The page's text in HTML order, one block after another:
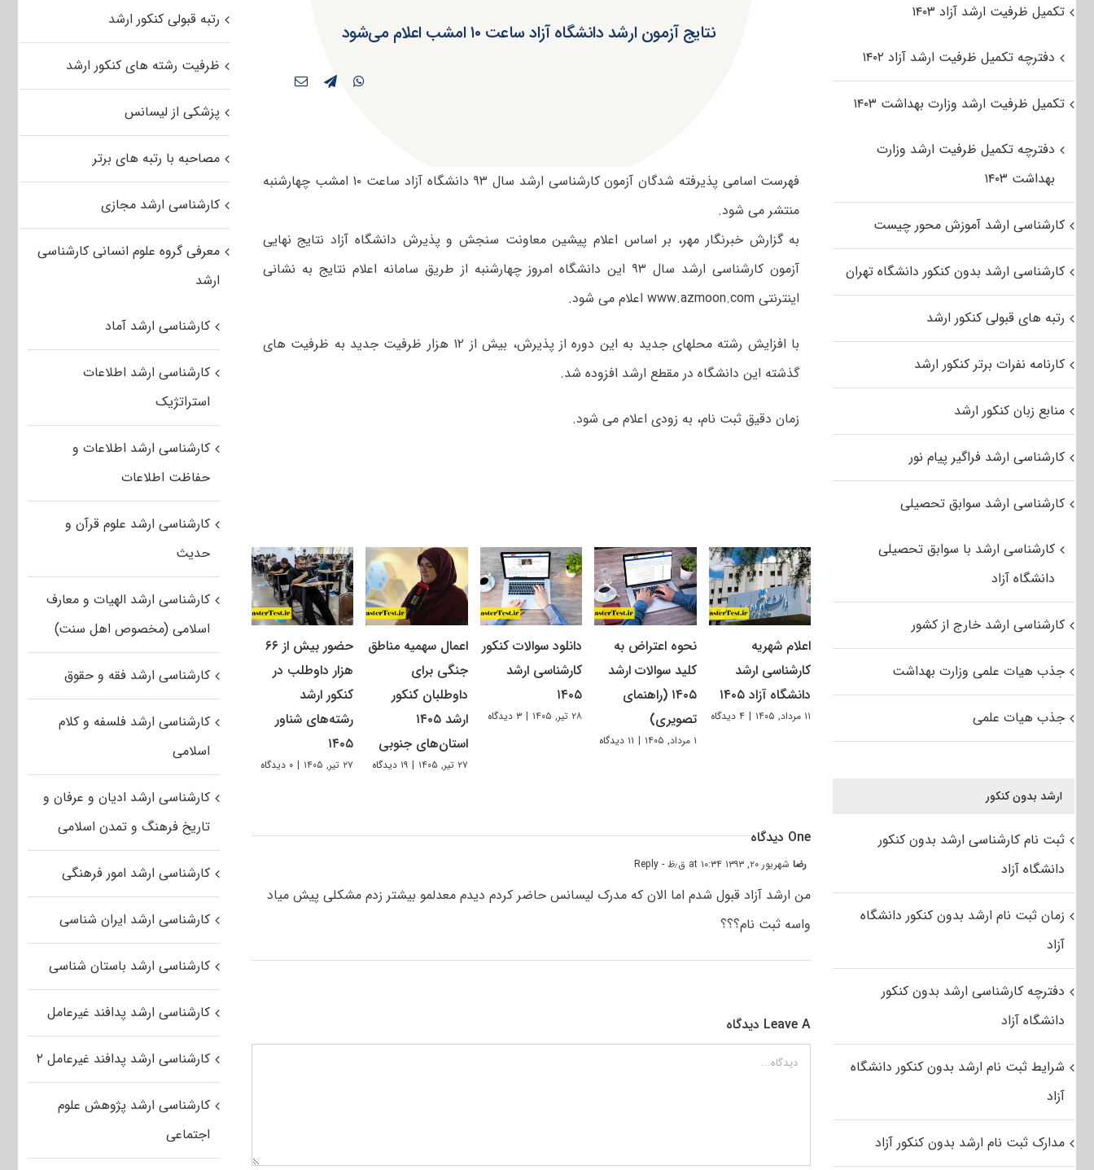
نتایج آزمون ارشد دانشگاه آزاد ساعت ۱۰ امشب اعلام می‌شود
فهرست اسامی پذیرفته شدگان آزمون کارشناسی ارشد سال ۹۳ دانشگاه آزاد ساعت ۱۰ امشب چهارشنبه
منتشر می شود.
به گزارش خبرنگار مهر، بر اساس اعلام پیشین معاونت سنجش و پذیرش دانشگاه آزاد نتایج نهایی
آزمون کارشناسی ارشد سال ۹۳ این دانشگاه امروز چهارشنبه از طریق سامانه اعلام نتایج به نشانی
اینترنتی www.azmoon.com اعلام می شود.
با افزایش رشته محلهای جدید به این دوره از پذیرش، بیش از ۱۲ هزار ظرفیت جدید به ظرفیت های
گذشته این دانشگاه در مقطع ارشد افزوده شد.
زمان دقیق ثبت نام، به زودی اعلام می شود.
اعلام شهریه
کارشناسی ارشد
دانشگاه آزاد ۱۴۰۵
۱۱ مرداد, ۱۴۰۵ | ۴ دیدگاه
نحوه اعتراض به
کلید سوالات ارشد
۱۴۰۵ (راهنمای
تصویری)
۱ مرداد, ۱۴۰۵ | ۱۱ دیدگاه
دانلود سوالات کنکور
کارشناسی ارشد
۱۴۰۵
۲۸ تیر, ۱۴۰۵ | ۳ دیدگاه
اعمال سهمیه مناطق
جنگی برای
داوطلبان کنکور
ارشد ۱۴۰۵
استان‌های جنوبی
۲۷ تیر, ۱۴۰۵ | ۱۹ دیدگاه
حضور بیش از ۶۶
هزار داوطلب در
کنکور ارشد
رشته‌های شناور
۱۴۰۵
۲۷ تیر, ۱۴۰۵ | ۰ دیدگاه
One دیدگاه
رضا شهریور ۲۰, ۱۳۹۳ at ۱۰:۳۴ ق٫ظ - Reply
من ارشد آزاد قبول شدم اما الان که مدرک لیسانس حاضر کردم دیدم معدلمو بیشتر زدم مشکلی پیش میاد
واسه ثبت نام؟؟؟
Leave A دیدگاه
دیدگاه
رتبه قبولی کنکور ارشد
ظرفیت رشته های کنکور ارشد
پزشکی از لیسانس
مصاحبه با رتبه های برتر
کارشناسی ارشد مجازی
معرفی گروه علوم انسانی کارشناسی
ارشد
کارشناسی ارشد آماد
کارشناسی ارشد اطلاعات
استراتژیک
کارشناسی ارشد اطلاعات و
حفاظت اطلاعات
کارشناسی ارشد علوم قرآن و
حدیث
کارشناسی ارشد الهیات و معارف
اسلامی (مخصوص اهل سنت)
کارشناسی ارشد فقه و حقوق
کارشناسی ارشد فلسفه و کلام
اسلامی
کارشناسی ارشد ادیان و عرفان و
تاریخ فرهنگ و تمدن اسلامی
کارشناسی ارشد امور فرهنگی
کارشناسی ارشد ایران شناسی
کارشناسی ارشد باستان شناسی
کارشناسی ارشد پدافند غیرعامل
کارشناسی ارشد پدافند غیرعامل ۲
کارشناسی ارشد پژوهش علوم
اجتماعی
تکمیل ظرفیت ارشد آزاد ۱۴۰۳
دفترچه تکمیل ظرفیت ارشد آزاد ۱۴۰۲
تکمیل ظرفیت ارشد وزارت بهداشت ۱۴۰۳
دفترچه تکمیل ظرفیت ارشد وزارت
بهداشت ۱۴۰۳
کارشناسی ارشد آموزش محور چیست
کارشناسی ارشد بدون کنکور دانشگاه تهران
رتبه های قبولی کنکور ارشد
کارنامه نفرات برتر کنکور ارشد
منابع زبان کنکور ارشد
کارشناسی ارشد فراگیر پیام نور
کارشناسی ارشد سوابق تحصیلی
کارشناسی ارشد با سوابق تحصیلی
دانشگاه آزاد
کارشناسی ارشد خارج از کشور
جذب هیات علمی وزارت بهداشت
جذب هیات علمی
ارشد بدون کنکور
ثبت نام کارشناسی ارشد بدون کنکور
دانشگاه آزاد
زمان ثبت نام ارشد بدون کنکور دانشگاه
آزاد
دفترچه کارشناسی ارشد بدون کنکور
دانشگاه آزاد
شرایط ثبت نام ارشد بدون کنکور دانشگاه
آزاد
مدارک ثبت نام ارشد بدون کنکور آزاد